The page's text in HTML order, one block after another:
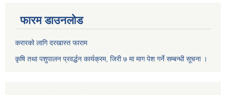
फारम डाउनलोड
करारको लागि दरखास्त फाराम
कृषि तथा पशुपालन प्रवर्द्धन कार्यक्रम, जिरी ७ मा माग पेश गर्ने सम्बन्धी सूचना ।